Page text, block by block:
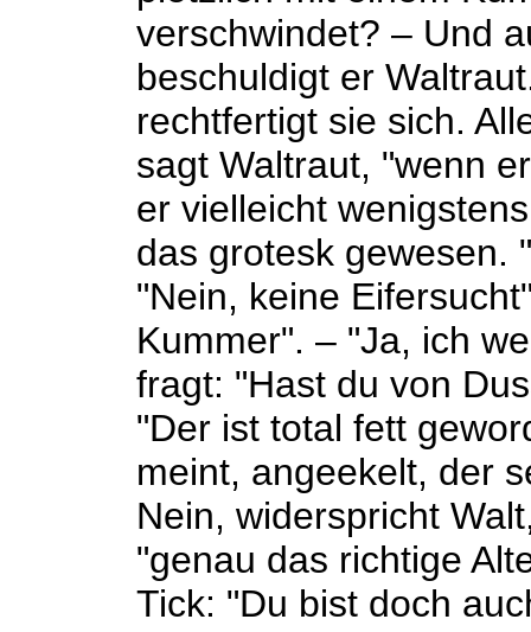
verschwindet? – Und
beschuldigt er
rechtfertigt sie sich.
sagt Waltraut, "wenn
er vielleicht
das grotesk gewesen.
"Nein, keine
Kummer". – "Ja, ich
fragt: "Hast du von
"Der ist total fett
meint, angeekelt, der
Nein, widerspricht
"genau das richtige
Tick: "Du bist doch